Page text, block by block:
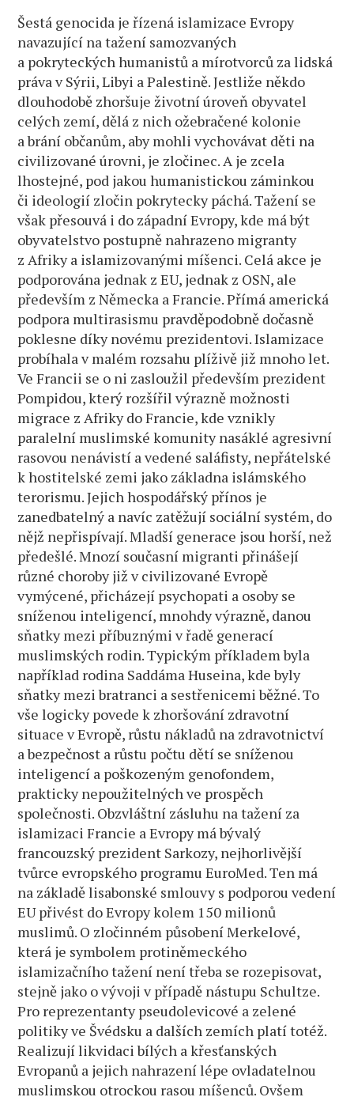
Šestá genocida je řízená islamizace Evropy
navazující na tažení samozvaných
a pokryteckých humanistů a mírotvorců za lidská
práva v Sýrii, Libyi a Palestině. Jestliže někdo
dlouhodobě zhoršuje životní úroveň obyvatel
celých zemí, dělá z nich ožebračené kolonie
a brání občanům, aby mohli vychovávat děti na
civilizované úrovni, je zločinec. A je zcela
lhostejné, pod jakou humanistickou záminkou
či ideologií zločin pokrytecky páchá. Tažení se
však přesouvá i do západní Evropy, kde má být
obyvatelstvo postupně nahrazeno migranty
z Afriky a islamizovanými míšenci. Celá akce je
podporována jednak z EU, jednak z OSN, ale
především z Německa a Francie. Přímá americká
podpora multirasismu pravděpodobně dočasně
poklesne díky novému prezidentovi. Islamizace
probíhala v malém rozsahu plíživě již mnoho let.
Ve Francii se o ni zasloužil především prezident
Pompidou, který rozšířil výrazně možnosti
migrace z Afriky do Francie, kde vznikly
paralelní muslimské komunity nasáklé agresivní
rasovou nenávistí a vedené saláfisty, nepřátelské
k hostitelské zemi jako základna islámského
terorismu. Jejich hospodářský přínos je
zanedbatelný a navíc zatěžují sociální systém, do
nějž nepřispívají. Mladší generace jsou horší, než
předešlé. Mnozí současní migranti přinášejí
různé choroby již v civilizované Evropě
vymýcené, přicházejí psychopati a osoby se
sníženou inteligencí, mnohdy výrazně, danou
sňatky mezi příbuznými v řadě generací
muslimských rodin. Typickým příkladem byla
například rodina Saddáma Huseina, kde byly
sňatky mezi bratranci a sestřenicemi běžné. To
vše logicky povede k zhoršování zdravotní
situace v Evropě, růstu nákladů na zdravotnictví
a bezpečnost a růstu počtu dětí se sníženou
inteligencí a poškozeným genofondem,
prakticky nepoužitelných ve prospěch
společnosti. Obzvláštní zásluhu na tažení za
islamizaci Francie a Evropy má bývalý
francouzský prezident Sarkozy, nejhorlivější
tvůrce evropského programu EuroMed. Ten má
na základě lisabonské smlouvy s podporou vedení
EU přivést do Evropy kolem 150 milionů
muslimů. O zločinném působení Merkelové,
která je symbolem protiněmeckého
islamizačního tažení není třeba se rozepisovat,
stejně jako o vývoji v případě nástupu Schultze.
Pro reprezentanty pseudolevicové a zelené
politiky ve Švédsku a dalších zemích platí totéž.
Realizují likvidaci bílých a křesťanských
Evropanů a jejich nahrazení lépe ovladatelnou
muslimskou otrockou rasou míšenců. Ovšem